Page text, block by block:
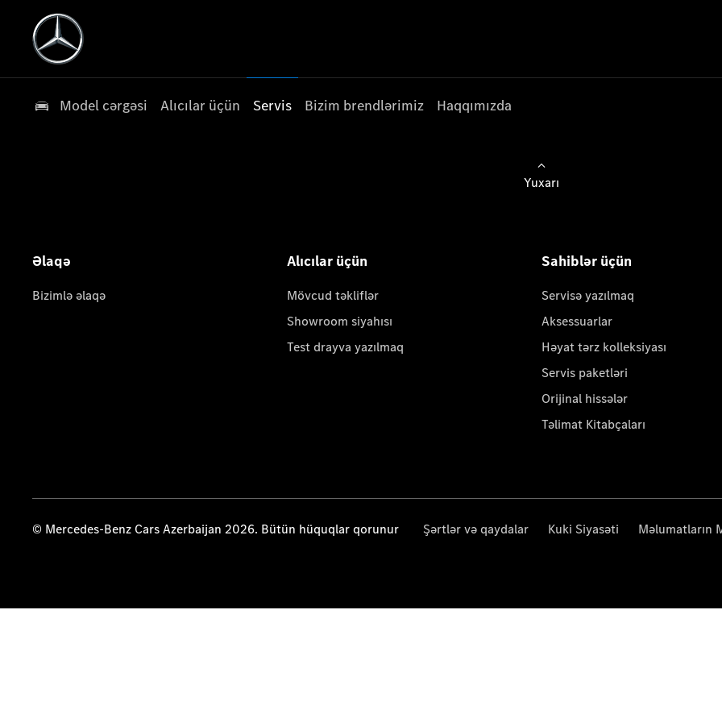
Model cərgəsi Alıcılar üçün Servis Bizim brendlərimiz Haqqımızda
Yuxarı
Əlaqə
Bizimlə əlaqə
Alıcılar üçün
Mövcud təkliflər
Showroom siyahısı
Test drayva yazılmaq
Sahiblər üçün
Servisə yazılmaq
Aksessuarlar
Həyat tərz kolleksiyası
Servis paketləri
Orijinal hissələr
Təlimat Kitabçaları
© Mercedes-Benz Cars Azerbaijan 2026. Bütün hüquqlar qorunur Şərtlər və qaydalar Kuki Siyasəti Məlumatların